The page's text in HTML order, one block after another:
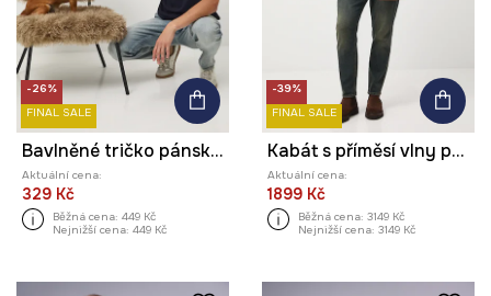
-26%
FINAL SALE
Bavlněné tričko pánské ke Dni psů – Zofia Różycka x Medicine
Aktuální cena:
329 Kč
Běžná cena: 449 Kč
Nejnižší cena: 449 Kč
-39%
FINAL SALE
Kabát s příměsí vlny pánský melanžový
Aktuální cena:
1899 Kč
Běžná cena: 3149 Kč
Nejnižší cena: 3149 Kč